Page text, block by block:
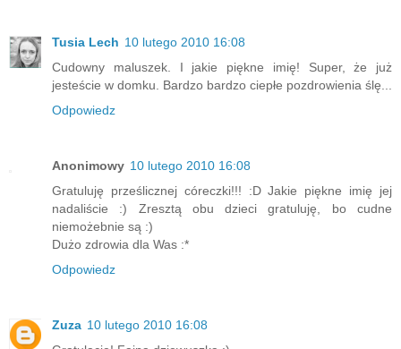
Tusia Lech 10 lutego 2010 16:08
Cudowny maluszek. I jakie piękne imię! Super, że już
jesteście w domku. Bardzo bardzo ciepłe pozdrowienia ślę...
Odpowiedz
Anonimowy 10 lutego 2010 16:08
Gratuluję prześlicznej córeczki!!! :D Jakie piękne imię jej
nadaliście :) Zresztą obu dzieci gratuluję, bo cudne
niemożebnie są :)
Dużo zdrowia dla Was :*
Odpowiedz
Zuza 10 lutego 2010 16:08